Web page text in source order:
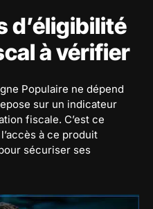
d’éligibilité
à vérifier
Populaire ne dépend
sur un indicateur
fiscale. C’est ce
à ce produit
sécuriser ses